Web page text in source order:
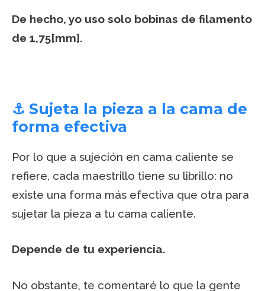
De hecho, yo uso solo bobinas de filamento
de 1,75[mm].
⚓ Sujeta la pieza a la cama de
forma efectiva
Por lo que a sujeción en cama caliente se
refiere, cada maestrillo tiene su librillo: no
existe una forma más efectiva que otra para
sujetar la pieza a tu cama caliente.
Depende de tu experiencia.
No obstante, te comentaré lo que la gente